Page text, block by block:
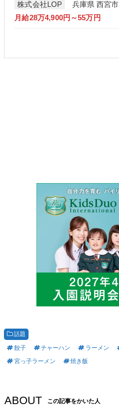
株式会社LOP
兵庫県 西宮市
月給28万4,900円～55万円
話題
餃子
チャーハン ラーメン
宮っ子ラーメン
焼き飯
ABOUT この記事をかいた人